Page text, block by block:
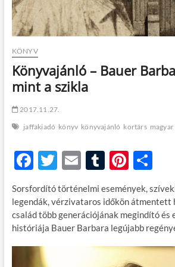
KÖNYV
Könyvajánló – Bauer
mint a szikla
2017.11.27.
jaffakiadó könyv könyvajánló kortárs magyar
F
e
b
o
o
T
itt
er
E
ail
T
m
bl
r
Pi
er
es
t
O
za
m
e
g
Sorsfordító történelmi események,
legendák, vérzivataros időkön átmentett
család több generációjának megindító és
históriája Bauer Barbara legújabb